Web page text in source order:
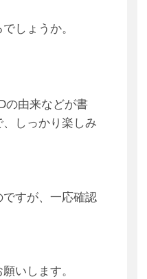
しょうか。
の由来などが書
しっかり楽しみ
すが、一応確認
いします。